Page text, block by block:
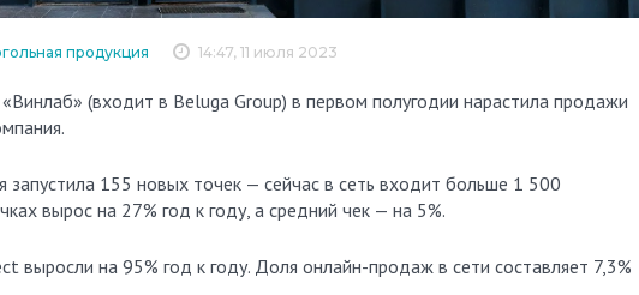
14:47, 11 июля 2023
продукция
запустила 155 новых точек — сейчас в сеть входит больше 1 500
вырос на 27% год к году, а средний чек — на 5%.
на 95% год к году. Доля онлайн-продаж в сети составляет 7,3%